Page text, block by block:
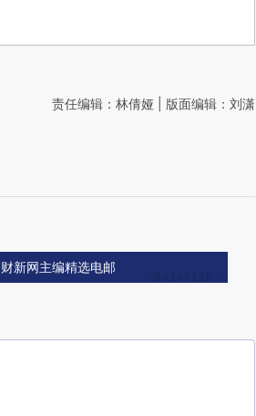
责任编辑：林倩娅 | 版面编辑：刘潇
新网主编精选电邮